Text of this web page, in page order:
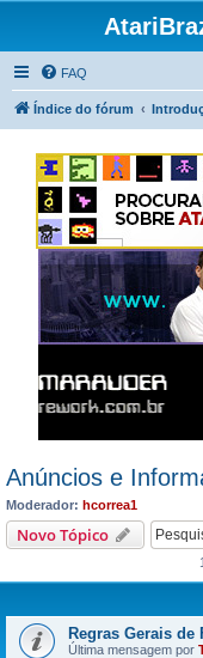
FAQ
Índice do fórum
Anúncios e
Moderador: hcorrea1
Novo Tópico
Regras Gerais de
Última mensagem por